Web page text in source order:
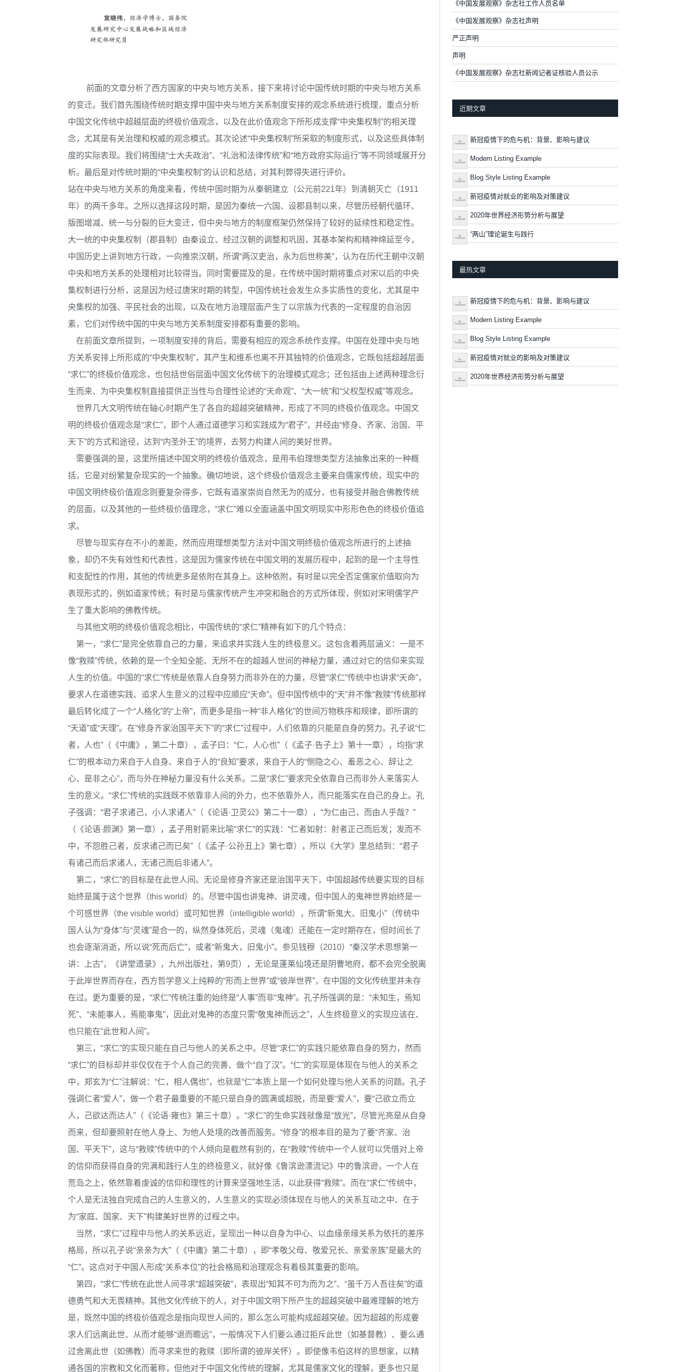
前面的文章分析了西方国家的中央与地方关系，接下来将讨论中国传统时期的中央与地方关系
的变迁。我们首先围绕传统时期支撑中国中央与地方关系制度安排的观念系统进行梳理，重点分析
中国文化传统中超越层面的终极价值观念，以及在此价值观念下所形成支撑“中央集权制”的相关理
念，尤其是有关治理和权威的观念模式。其次论述“中央集权制”所采取的制度形式，以及这些具体制
度的实际表现。我们将围绕“士大夫政治”、“礼治和法律传统”和“地方政府实际运行”等不同领域展开分
析。最后是对传统时期的“中央集权制”的认识和总结，对其利弊得失进行评价。
站在中央与地方关系的角度来看，传统中国时期为从秦朝建立（公元前221年）到清朝灭亡（1911
年）的两千多年。之所以选择这段时期，是因为秦统一六国、设郡县制以来，尽管历经朝代循环、
版图增减、统一与分裂的巨大变迁，但中央与地方的制度框架仍然保持了较好的延续性和稳定性。
大一统的中央集权制（郡县制）由秦设立、经过汉朝的调整和巩固，其基本架构和精神绵延至今，
中国历史上讲到地方行政，一向推崇汉朝，所谓“两汉吏治，永为后世称美”，认为在历代王朝中汉朝
中央和地方关系的处理相对比较得当。同时需要提及的是，在传统中国时期将重点对宋以后的中央
集权制进行分析，这是因为经过唐宋时期的转型，中国传统社会发生众多实质性的变化，尤其是中
央集权的加强、平民社会的出现，以及在地方治理层面产生了以宗族为代表的一定程度的自治因
素，它们对传统中国的中央与地方关系制度安排都有重要的影响。
在前面文章所提到，一项制度安排的背后，需要有相应的观念系统作支撑。中国在处理中央与地
方关系安排上所形成的“中央集权制”，其产生和维系也离不开其独特的价值观念，它既包括超越层面
“求仁”的终极价值观念，也包括世俗层面中国文化传统下的治理模式观念；还包括由上述两种理念衍
生而来、为中央集权制直接提供正当性与合理性论述的“天命观”、“大一统”和“父权型权威”等观念。
世界几大文明传统在轴心时期产生了各自的超越突破精神，形成了不同的终极价值观念。中国文
明的终极价值观念是“求仁”，即个人通过道德学习和实践成为“君子”，并经由“修身、齐家、治国、平
天下”的方式和途径，达到“内圣外王”的境界，去努力构建人间的美好世界。
需要强调的是，这里所描述中国文明的终极价值观念，是用韦伯理想类型方法抽象出来的一种概
括，它是对纷繁复杂现实的一个抽象。确切地说，这个终极价值观念主要来自儒家传统，现实中的
中国文明终极价值观念则要复杂得多，它既有道家崇尚自然无为的成分，也有接受并融合佛教传统
的层面，以及其他的一些终极价值理念，“求仁”难以全面涵盖中国文明现实中形形色色的终极价值追
求。
尽管与现实存在不小的差距，然而应用理想类型方法对中国文明终极价值观念所进行的上述抽
象，却仍不失有效性和代表性，这是因为儒家传统在中国文明的发展历程中，起到的是一个主导性
和支配性的作用，其他的传统更多是依附在其身上。这种依附，有时是以完全否定儒家价值取向为
表现形式的，例如道家传统；有时是与儒家传统产生冲突和融合的方式所体现，例如对宋明儒学产
生了重大影响的佛教传统。
与其他文明的终极价值观念相比，中国传统的“求仁”精神有如下的几个特点：
第一，“求仁”是完全依靠自己的力量，来追求并实践人生的终极意义。这包含着两层涵义：一是不
像“救赎”传统，依赖的是一个全知全能、无所不在的超越人世间的神秘力量，通过对它的信仰来实现
人生的价值。中国的“求仁”传统是依靠人自身努力而非外在的力量，尽管“求仁”传统中也讲求“天命”，
要求人在道德实践、追求人生意义的过程中应顺应“天命”。但中国传统中的“天”并不像“救赎”传统那样
最后转化成了一个“人格化”的“上帝”，而更多是指一种“非人格化”的世间万物秩序和规律，即所谓的
“天道”或“天理”。在“修身齐家治国平天下”的“求仁”过程中，人们依靠的只能是自身的努力。孔子说“仁
者，人也”（《中庸》，第二十章），孟子曰：“仁，人心也”（《孟子·告子上》第十一章），均指“求
仁”的根本动力来自于人自身、来自于人的“良知”要求，来自于人的“恻隐之心、羞恶之心、辞让之
心、是非之心”，而与外在神秘力量没有什么关系。二是“求仁”要求完全依靠自己而非外人来落实人
生的意义。“求仁”传统的实践既不依靠非人间的外力，也不依靠外人，而只能落实在自己的身上。孔
子强调：“君子求诸己，小人求诸人”（《论语·卫灵公》第二十一章），“为仁由己，而由人乎哉？”
（《论语·颜渊》第一章），孟子用射箭来比喻“求仁”的实践：“仁者如射：射者正己而后发；发而不
中，不怨胜己者，反求诸己而已矣”（《孟子·公孙丑上》第七章），所以《大学》里总结到：“君子
有诸己而后求诸人，无诸己而后非诸人”。
第二，“求仁”的目标是在此世人间。无论是修身齐家还是治国平天下，中国超越传统要实现的目标
始终是属于这个世界（this world）的。尽管中国也讲鬼神、讲灵魂，但中国人的鬼神世界始终是一
个可感世界（the visible world）或可知世界（intelligible world），所谓“新鬼大、旧鬼小”（传统中
国人认为“身体”与“灵魂”是合一的，纵然身体死后，灵魂（鬼魂）还能在一定时期存在，但时间长了
也会逐渐消逝，所以说“死而后亡”，或者“新鬼大，旧鬼小”。参见钱穆（2010）“秦汉学术思想第一
讲：上古”，《讲堂遗录》，九州出版社，第9页），无论是蓬莱仙境还是阴曹地府，都不会完全脱离
于此岸世界而存在，西方哲学意义上纯粹的“形而上世界”或“彼岸世界”，在中国的文化传统里并未存
在过。更为重要的是，“求仁”传统注重的始终是“人事”而非“鬼神”。孔子所强调的是：“未知生，焉知
死”、“未能事人，焉能事鬼”，因此对鬼神的态度只需“敬鬼神而远之”，人生终极意义的实现应该在、
也只能在“此世和人间”。
第三，“求仁”的实现只能在自己与他人的关系之中。尽管“求仁”的实践只能依靠自身的努力，然而
“求仁”的目标却并非仅仅在于个人自己的完善、做个“自了汉”。“仁”的实现是体现在与他人的关系之
中，郑玄为“仁”注解说：“仁，相人偶也”，也就是“仁”本质上是一个如何处理与他人关系的问题。孔子
强调仁者“爱人”，做一个君子最重要的不能只是自身的圆满或超脱，而是要“爱人”，要“己欲立而立
人，己欲达而达人”（《论语·雍也》第三十章）。“求仁”的生命实践就像是“放光”，尽管光亮是从自身
而来，但却要照射在他人身上、为他人处境的改善而服务。“修身”的根本目的是为了要“齐家、治
国、平天下”，这与“救赎”传统中的个人倾向是截然有别的，在“救赎”传统中一个人就可以凭借对上帝
的信仰而获得自身的完满和践行人生的终极意义，就好像《鲁滨逊漂流记》中的鲁滨逊，一个人在
荒岛之上，依然靠着虔诚的信仰和理性的计算来坚强地生活，以此获得“救赎”。而在“求仁”传统中，
个人是无法独自完成自己的人生意义的，人生意义的实现必须体现在与他人的关系互动之中、在于
为“家庭、国家、天下”构建美好世界的过程之中。
当然，“求仁”过程中与他人的关系远近，呈现出一种以自身为中心、以血缘亲缘关系为依托的差序
格局，所以孔子说“亲亲为大”（《中庸》第二十章），即“孝敬父母、敬爱兄长、亲爱亲族”是最大的
“仁”。这点对于中国人形成“关系本位”的社会格局和治理观念有着极其重要的影响。
第四，“求仁”传统在此世人间寻求“超越突破”，表现出“知其不可为而为之”、“虽千万人吾往矣”的道
德勇气和大无畏精神。其他文化传统下的人，对于中国文明下所产生的超越突破中最难理解的地方
是，既然中国的终极价值观念是指向现世人间的，那么怎么可能构成超越突破。因为超越的形成要
求人们远离此世、从而才能够“退而瞻远”，一般情况下人们要么通过拒斥此世（如基督教）、要么通
过舍离此世（如佛教）而寻求来世的救赎（即所谓的彼岸关怀）。即使像韦伯这样的思想家，以精
通各国的宗教和文化而著称，但他对于中国文化传统的理解，尤其是儒家文化的理解，更多也只是
《中国发展观察》杂志社工作人员名单
《中国发展观察》杂志社声明
严正声明
声明
《中国发展观察》杂志社新闻记者证核验人员公示
近期文章
新冠疫情下的危与机：背景、影响与建议
Modern Listing Example
Blog Style Listing Example
新冠疫情对就业的影响及对策建议
2020年世界经济形势分析与展望
“两山”理论诞生与践行
最热文章
新冠疫情下的危与机：背景、影响与建议
Modern Listing Example
Blog Style Listing Example
新冠疫情对就业的影响及对策建议
2020年世界经济形势分析与展望